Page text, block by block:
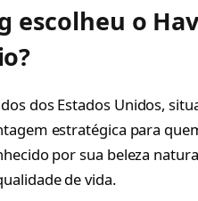
escolheu o
dos Estados Unidos,
estratégica para
por sua beleza
de vida.